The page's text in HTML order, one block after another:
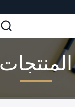
المنتجات